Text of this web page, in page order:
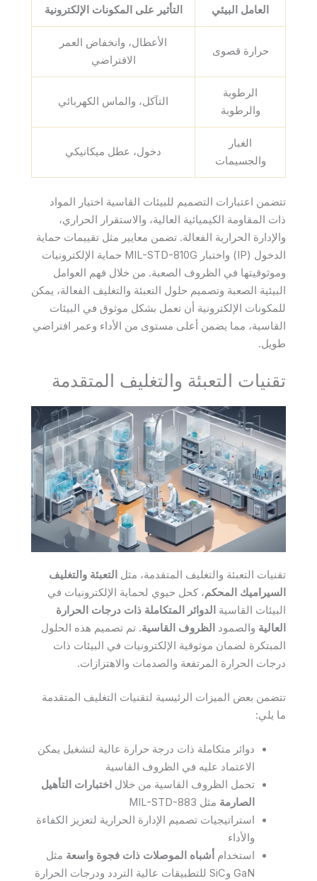
العامل البيئي التأثير على المكونات الإلكترونية
حرارة قصوى
الأعطال، وانخفاض العمر
الافتراضي
الرطوبة
والرطوبة
التآكل، والماس الكهربائي
الغبار
والجسيمات
دخول، عطل ميكانيكي
تتضمن اعتبارات التصميم للبيئات القاسية اختيار المواد
ذات المقاومة الكيميائية العالية، والاستقرار الحراري،
والإدارة الحرارية الفعالة. تضمن معايير مثل تقييمات حماية
الدخول (IP) واختبار MIL-STD-810G حماية الإلكترونيات
وموثوقيتها في الظروف الصعبة. من خلال فهم العوامل
البيئية الصعبة وتصميم حلول التعبئة والتغليف الفعالة، يمكن
للمكونات الإلكترونية أن تعمل بشكل موثوق في البيئات
القاسية، مما يضمن أعلى مستوى من الأداء وعمر افتراضي
طويل.
تقنيات التعبئة والتغليف المتقدمة
تقنيات التعبئة والتغليف المتقدمة، مثل التعبئة والتغليف
السيراميك المحكم، كحل حيوي لحماية الإلكترونيات في
البيئات القاسية الدوائر المتكاملة ذات درجات الحرارة
العالية والصمود الظروف القاسية. تم تصميم هذه الحلول
المبتكرة لضمان موثوقية الإلكترونيات في البيئات ذات
درجات الحرارة المرتفعة والصدمات والاهتزازات.
تتضمن بعض الميزات الرئيسية لتقنيات التغليف المتقدمة
ما يلي:
دوائر متكاملة ذات درجة حرارة عالية لتشغيل يمكن
الاعتماد عليه في الظروف القاسية
تحمل الظروف القاسية من خلال اختبارات التأهيل
الصارمة مثل MIL-STD-883
استراتيجيات تصميم الإدارة الحرارية لتعزيز الكفاءة
والأداء
استخدام أشباه الموصلات ذات فجوة واسعة مثل
GaN وSiC للتطبيقات عالية التردد ودرجات الحرارة